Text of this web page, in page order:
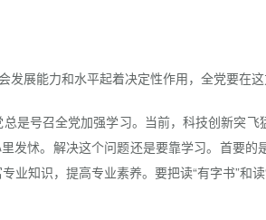
展能力和水平起着决定性作用，全党要在这
号召全党加强学习。当前，科技创新突飞
发怵。解决这个问题还是要靠学习。首要
业知识，提高专业素养。要把读“有字书”和